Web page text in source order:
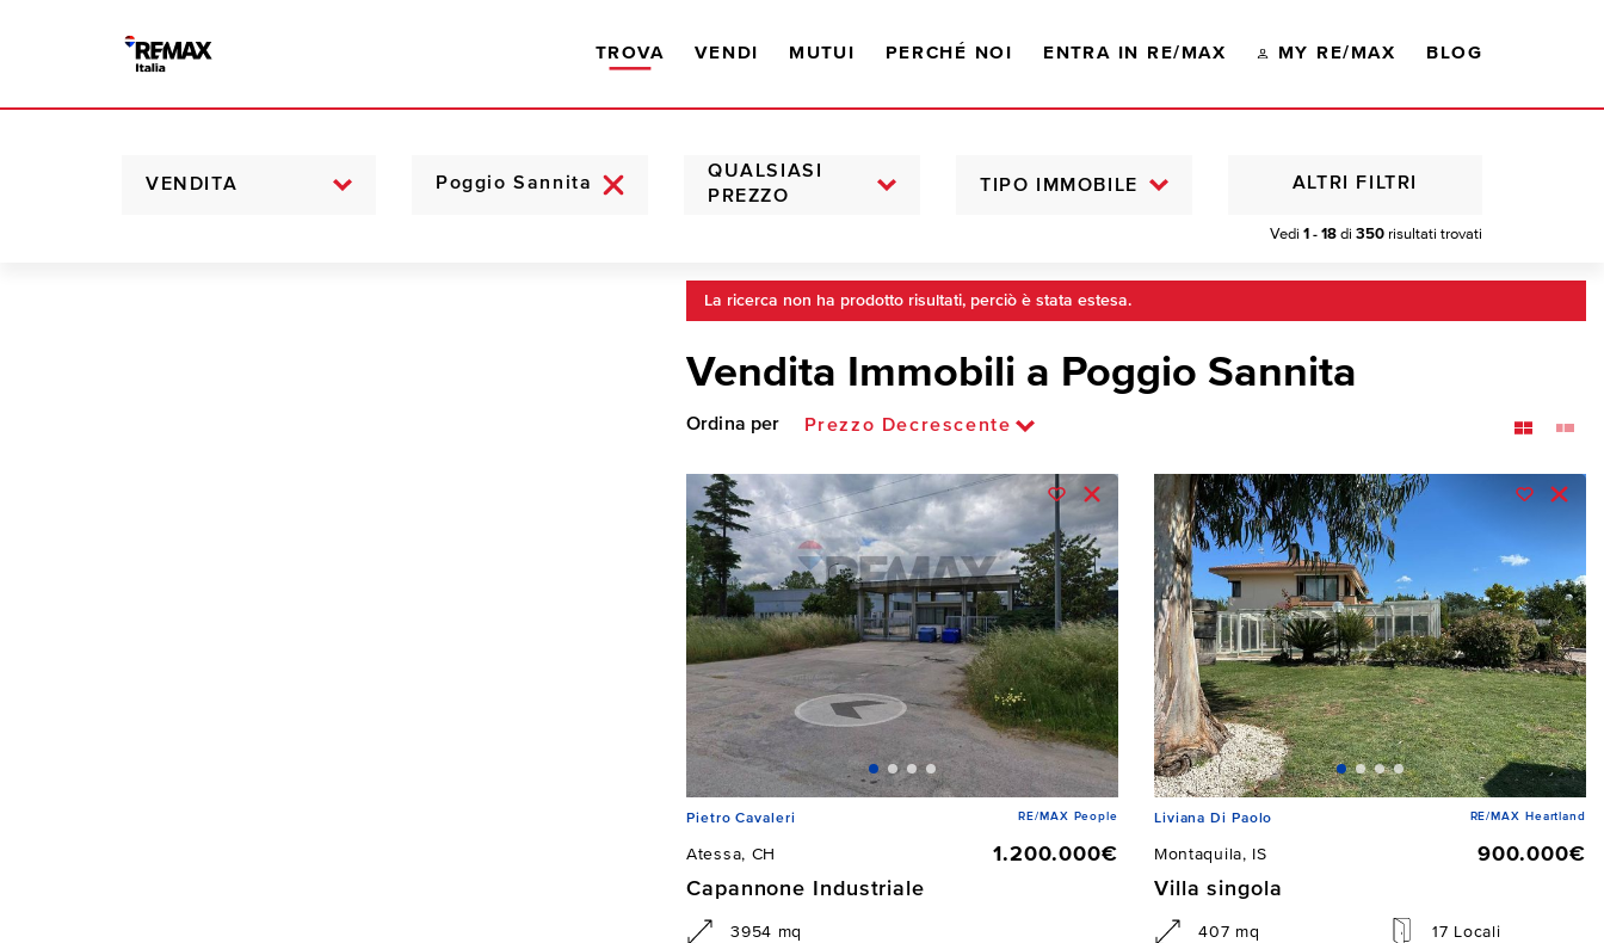
TROVA VENDI MUTUI PERCHÉ NOI ENTRA IN RE/MAX MY RE/MAX BLOG
VENDITA
QUALSIASI
PREZZO
TIPO IMMOBILE
Vedi 1 - 18 di 350 risultati trovati
ALTRI FILTRI
La ricerca non ha prodotto risultati, perciò è stata estesa.
Vendita Immobili a Poggio Sannita
Ordina per Prezzo Decrescente
Pietro Cavaleri RE/MAX People
Atessa, CH
1.200.000€
Capannone Industriale
3954 mq
Liviana Di Paolo RE/MAX Heartland
Montaquila, IS
900.000€
Villa singola
407 mq 17 Locali